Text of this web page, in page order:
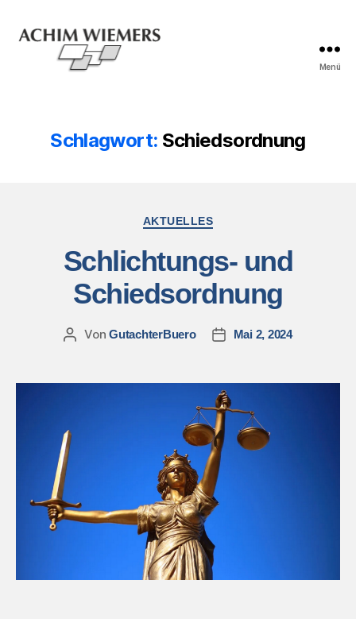
Menü
Schlagwort: Schiedsordnung
AKTUELLES
Schlichtungs- und
Schiedsordnung
VonGutachterBuero Mai 2, 2024